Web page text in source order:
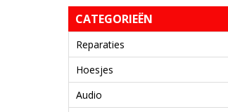
CATEGORIEËN
Reparaties
Hoesjes
Audio